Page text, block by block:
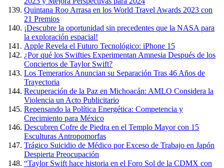
Quintana Roo Arrasa en los World Travel Awards 2023 con
21 Premios
¡Descubre la oportunidad sin precedentes que la NASA para
la exploración espacial!
Apple Revela el Futuro Tecnológico: iPhone 15
¿Por qué los Swifties Experimentan Amnesia Después de los
Conciertos de Taylor Swift?
Los Temerarios Anuncian su Separación Tras 46 Años de
Trayectoria
Recuperación de la Paz en Michoacán: AMLO Considera la
Violencia un Acto Publicitario
Repensando la Política Energética: Competencia y
Crecimiento para México
Descubren Cofre de Piedra en el Templo Mayor con 15
Esculturas Antropomorfas
Trágico Suicidio de Médico por Exceso de Trabajo en Japón
Despierta Preocupación
“Taylor Swift hace historia en el Foro Sol de la CDMX con